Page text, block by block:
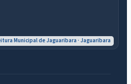
Municipal de Jaguaribara · Jaguaribara